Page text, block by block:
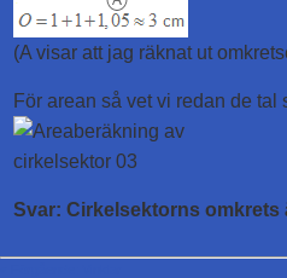
(A visar att jag räknat ut
För arean så vet vi redan de
Svar: Cirkelsektorns omkrets